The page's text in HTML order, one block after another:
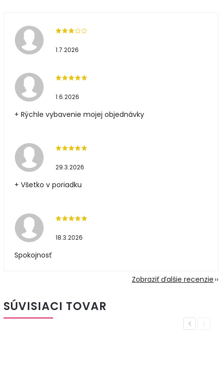
1.7.2026
1.6.2026
+ Rýchle vybavenie mojej objednávky
29.3.2026
+ Všetko v poriadku
18.3.2026
Spokojnosť
Zobraziť ďalšie recenzie
SÚVISIACI TOVAR
PreviousNext